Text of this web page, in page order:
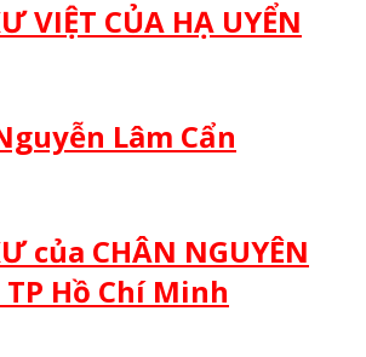
VIỆT CỦA HẠ UYỂN
Lâm Cẩn
của CHÂN NGUYÊN
TP Hồ Chí Minh